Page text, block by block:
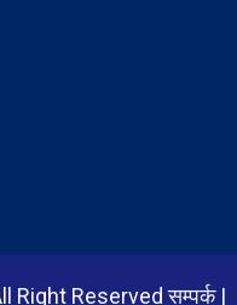
Right Reservedसम्पर्क|